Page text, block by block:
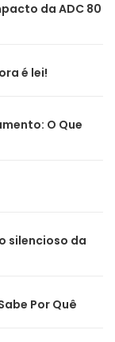
da ADC 80
é lei!
O Que
silencioso da
Por Quê